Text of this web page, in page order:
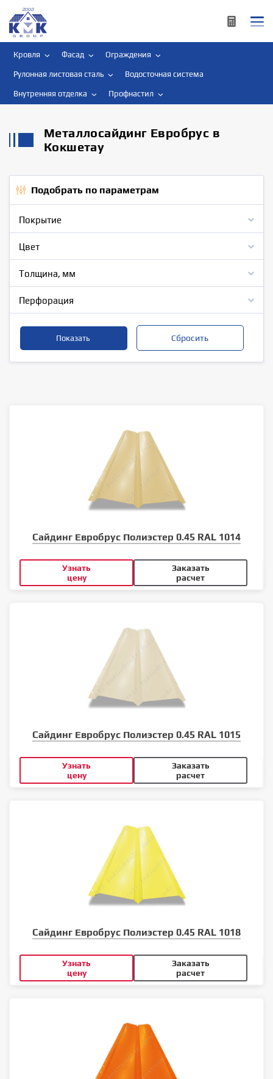
Кровля Фасад Ограждения
Рулонная листовая сталь Водосточная система
Внутренняя отделка Профнастил
Металлосайдинг Евробрус в
Кокшетау
Подобрать по параметрам
Покрытие
Цвет
Толщина, мм
Перфорация
Сайдинг Евробрус Полиэстер 0.45 RAL 1014
Узнать
цену
Заказать
расчет
Сайдинг Евробрус Полиэстер 0.45 RAL 1015
Узнать
цену
Заказать
расчет
Сайдинг Евробрус Полиэстер 0.45 RAL 1018
Узнать
цену
Заказать
расчет